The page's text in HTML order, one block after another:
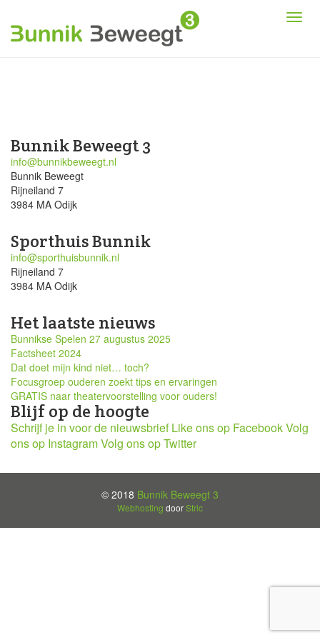
Bunnik Beweegt 3
info@bunnikbeweegt.nl
Bunnik Beweegt
Rijneiland 7
3984 MA Odijk
Sporthuis Bunnik
info@sporthuisbunnik.nl
Rijneiland 7
3984 MA Odijk
Het laatste nieuws
Bunnikse Spelen 27 augustus 2025
Factsheet 2024
Dat doet mijn kind niet… toch?
Focusgroep ouderen zoekt tips en ervaringen
GRATIS naar theatervoorstelling voor ouders!
Blijf op de hoogte
Schrijf je in voor de nieuwsbrief Like ons op FacebookVolg
ons op InstagramVolg ons op Twitter
© 2018 Bunnik Beweegt 3
Webhosting doorStric